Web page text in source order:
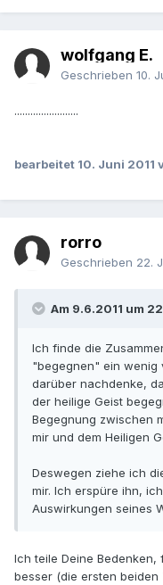
wolfgang E.
Geschrieben 10.
........................
bearbeitet 10. Juni 2011
rorro
Geschrieben 22.
Am 9.6.2011 um
Ich finde die
"begegnen" ein wenig
darüber nachdenke,
der heilige Geist
Begegnung zwischen
mir und dem Heiligen
Deswegen ziehe ich
mir. Ich erspüre ihn,
Auswirkungen seines
Ich teile Deine
besser (die ersten